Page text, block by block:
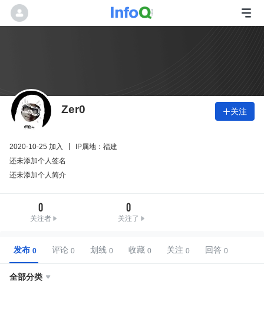
Zer0 关注
2020-10-25 加入
IP属地：福建
还未添加个人签名
还未添加个人简介
0
关注者
0
关注了
发布 评论 划线 收藏 关注 回答
全部分类 